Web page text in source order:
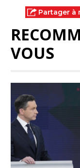
Partager à
VOUS